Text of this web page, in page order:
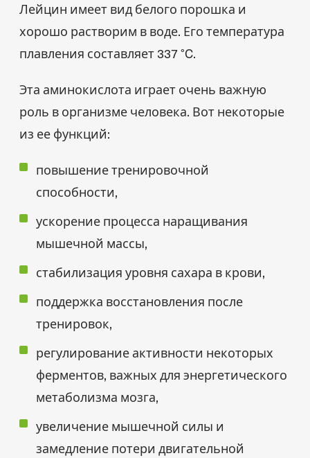
Лейцин имеет вид белого порошка и
хорошо растворим в воде. Его температура
плавления составляет 337 °C.
Эта аминокислота играет очень важную
роль в организме человека. Вот некоторые
из ее функций:
повышение тренировочной
способности,
ускорение процесса наращивания
мышечной массы,
стабилизация уровня сахара в крови,
поддержка восстановления после
тренировок,
регулирование активности некоторых
ферментов, важных для энергетического
метаболизма мозга,
увеличение мышечной силы и
замедление потери двигательной